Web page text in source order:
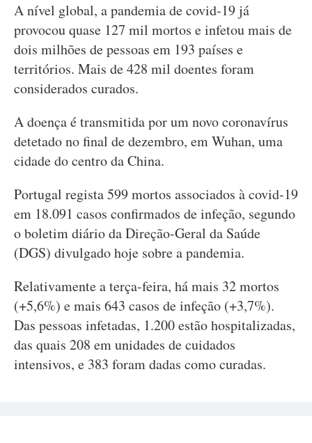
A nível global, a pandemia de covid-19 já
provocou quase 127 mil mortos e infetou mais de
dois milhões de pessoas em 193 países e
territórios. Mais de 428 mil doentes foram
considerados curados.
A doença é transmitida por um novo coronavírus
detetado no final de dezembro, em Wuhan, uma
cidade do centro da China.
Portugal regista 599 mortos associados à covid-19
em 18.091 casos confirmados de infeção, segundo
o boletim diário da Direção-Geral da Saúde
(DGS) divulgado hoje sobre a pandemia.
Relativamente a terça-feira, há mais 32 mortos
(+5,6%) e mais 643 casos de infeção (+3,7%).
Das pessoas infetadas, 1.200 estão hospitalizadas,
das quais 208 em unidades de cuidados
intensivos, e 383 foram dadas como curadas.